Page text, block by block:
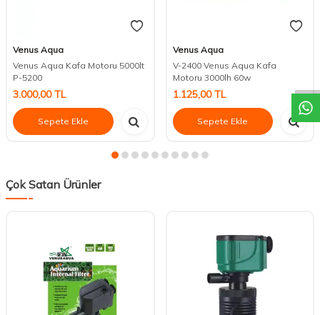
Venus Aqua
Venus Aqua Kafa Motoru 5000lt
P-5200
3.000,00TL
Sepete Ekle
Venus Aqua
V-2400 Venus Aqua Kafa
Motoru 3000lh 60w
1.125,00TL
Sepete Ekle
Çok Satan Ürünler